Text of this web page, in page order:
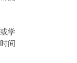
学
间